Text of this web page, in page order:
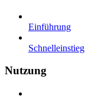
Einführung
Schnelleinstieg
Nutzung